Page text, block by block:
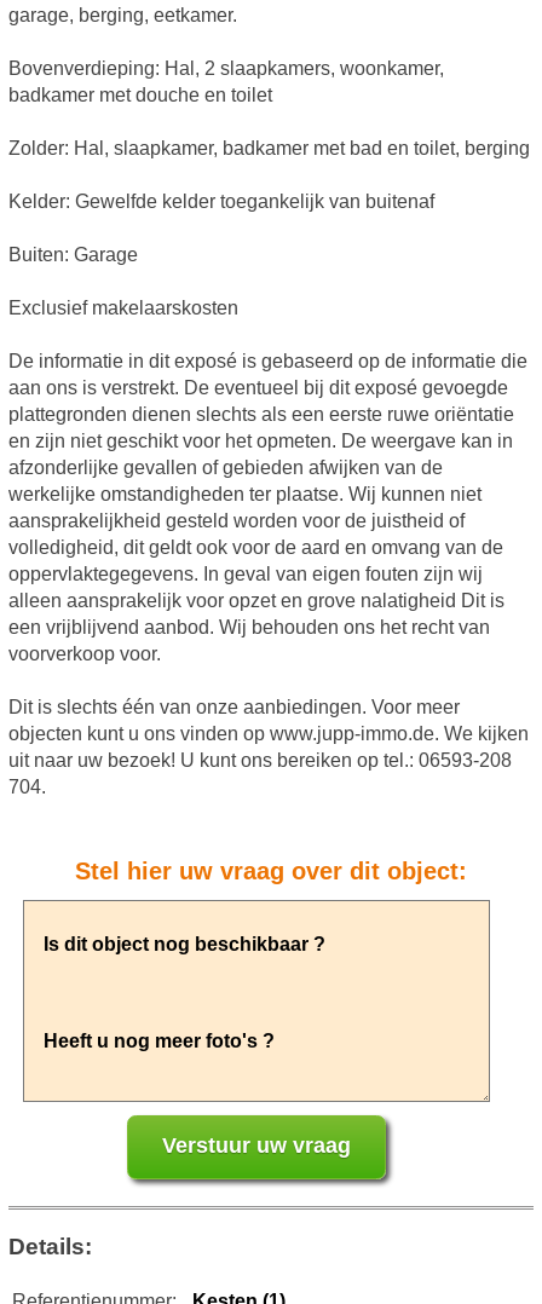
garage, berging, eetkamer.
Bovenverdieping: Hal, 2 slaapkamers, woonkamer,
badkamer met douche en toilet
Zolder: Hal, slaapkamer, badkamer met bad en toilet, berging
Kelder: Gewelfde kelder toegankelijk van buitenaf
Buiten: Garage
Exclusief makelaarskosten
De informatie in dit exposé is gebaseerd op de informatie die
aan ons is verstrekt. De eventueel bij dit exposé gevoegde
plattegronden dienen slechts als een eerste ruwe oriëntatie
en zijn niet geschikt voor het opmeten. De weergave kan in
afzonderlijke gevallen of gebieden afwijken van de
werkelijke omstandigheden ter plaatse. Wij kunnen niet
aansprakelijkheid gesteld worden voor de juistheid of
volledigheid, dit geldt ook voor de aard en omvang van de
oppervlaktegegevens. In geval van eigen fouten zijn wij
alleen aansprakelijk voor opzet en grove nalatigheid Dit is
een vrijblijvend aanbod. Wij behouden ons het recht van
voorverkoop voor.
Dit is slechts één van onze aanbiedingen. Voor meer
objecten kunt u ons vinden op www.jupp-immo.de. We kijken
uit naar uw bezoek! U kunt ons bereiken op tel.: 06593-208
704.
Stel hier uw vraag over dit object:
Details: